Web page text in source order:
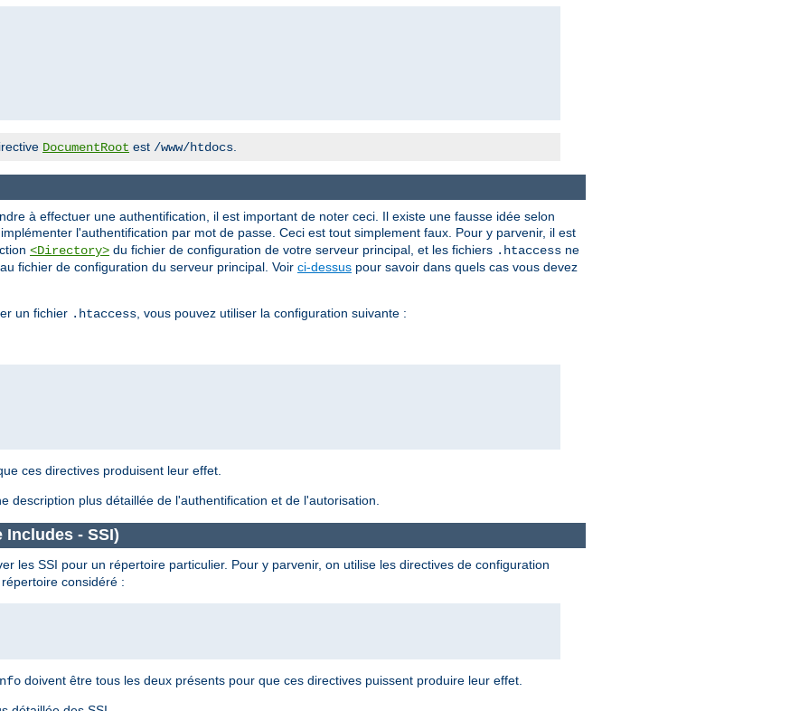
DocumentRoot est /www/htdocs
à effectuer une authentification, il est important de noter ceci. Il existe une fausse idée selon
l'authentification par mot de passe. Ceci est tout simplement faux. Pour y parvenir, il est
<Directory> du fichier de configuration de votre serveur principal, et les fichiers .htaccess ne
fichier de configuration du serveur principal. Voir ci-dessus pour savoir dans quels cas vous devez
un fichier .htaccess, vous pouvez utiliser la configuration suivante :
ces directives produisent leur effet.
description plus détaillée de l'authentification et de l'autorisation.
Includes - SSI)
les SSI pour un répertoire particulier. Pour y parvenir, on utilise les directives de configuration
considéré :
doivent être tous les deux présents pour que ces directives puissent produire leur effet.